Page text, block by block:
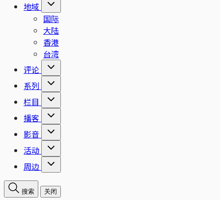
地域
国际
大陆
香港
台湾
评论
系列
栏目
播客
影音
活动
周边
搜索 关闭